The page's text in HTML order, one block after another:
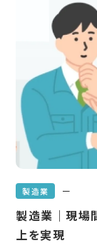
製造業 ー
製造業｜現場
上を実現